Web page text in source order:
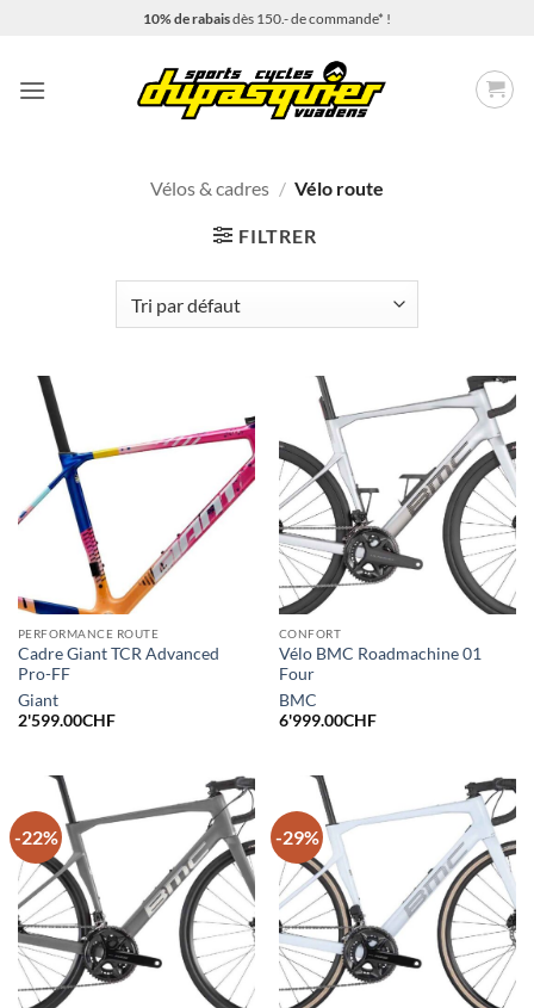
10% de rabaisdès 150.- de commande* !
Vélos & cadres / Vélo route
FILTRER
PERFORMANCE ROUTE
Cadre Giant TCR Advanced
Pro-FF
Giant
2'599.00CHF
CONFORT
Vélo BMC Roadmachine 01
Four
BMC
6'999.00CHF
-22% -29%